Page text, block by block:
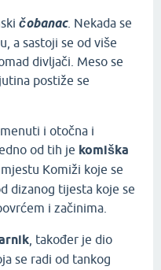
čobanac. Nekada se
a sastoji se od više
divljači. Meso se
postiže se
i otočna i
od tih je komiška
mjestu Komiži koje se
dizanog tijesta koje se
i začinima.
, također je dio
se radi od tankog